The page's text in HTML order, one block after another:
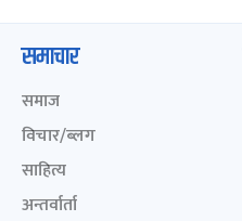
समाचार
समाज
विचार/ब्लग
साहित्य
अन्तर्वार्ता